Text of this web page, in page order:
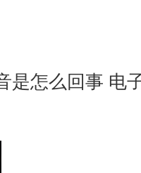
是怎么回事 电